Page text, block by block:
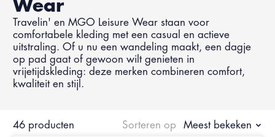
Wear
Travelin' en MGO Leisure Wear staan voor
comfortabele kleding met een casual en actieve
uitstraling. Of u nu een wandeling maakt, een dagje
op pad gaat of gewoon wilt genieten in
vrijetijdskleding: deze merken combineren comfort,
kwaliteit en stijl.
46 producten Sorteren op Meest bekeken